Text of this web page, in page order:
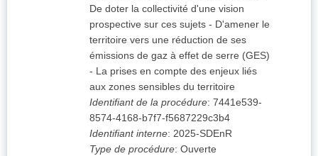
De doter la collectivité d'une vision
prospective sur ces sujets - D'amener le
territoire vers une réduction de ses
émissions de gaz à effet de serre (GES)
- La prises en compte des enjeux liés
aux zones sensibles du territoire
Identifiant de la procédure: 7441e539-
8574-4168-b7f7-f5687229c3b4
Identifiant interne: 2025-SDEnR
Type de procédure: Ouverte